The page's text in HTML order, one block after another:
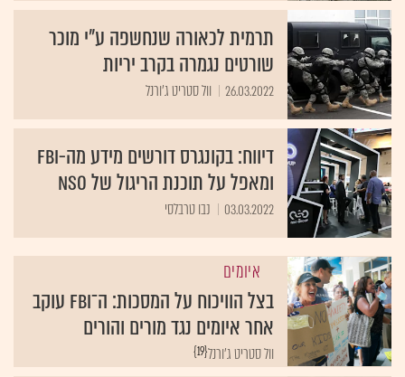
תרמית לכאורה שנחשפה ע"י מוכר
שורטים נגמרה בקרב יריות
26.03.2022 וול סטריט ג'ורנל
דיווח: בקונגרס דורשים מידע מה-FBI
ומאפל על תוכנת הריגול של NSO
03.03.2022 נבו טרבלסי
איומים
בצל הוויכוח על המסכות: ה־FBI עוקב
אחר איומים נגד מורים והורים
{19}וול סטריט ג'ורנל